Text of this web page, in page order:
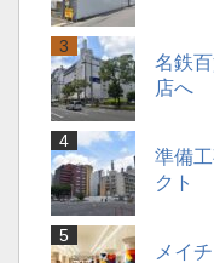
名鉄
店へ
準備
クト
メイ